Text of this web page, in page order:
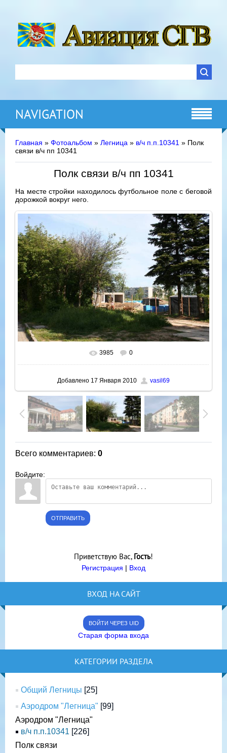
NAVIGATION
Главная » Фотоальбом » Легница » в/ч п.п.10341 » Полк
связи в/ч пп 10341
Полк связи в/ч пп 10341
На месте стройки находилось футбольное поле с беговой
дорожкой вокруг него.
В реальном размере 1500x1000
3985 0
Добавлено 17 Января 2010 vasil69
Всего комментариев: 0
Войдите:
ОТПРАВИТЬ
Приветствую Вас, Гость!
Регистрация | Вход
ВХОД НА САЙТ
ВОЙТИ ЧЕРЕЗ UID
Старая форма входа
КАТЕГОРИИ РАЗДЕЛА
Общий Легницы [25]
Аэродром "Легница" [99]
Аэродром "Легница"
в/ч п.п.10341 [226]
Полк связи